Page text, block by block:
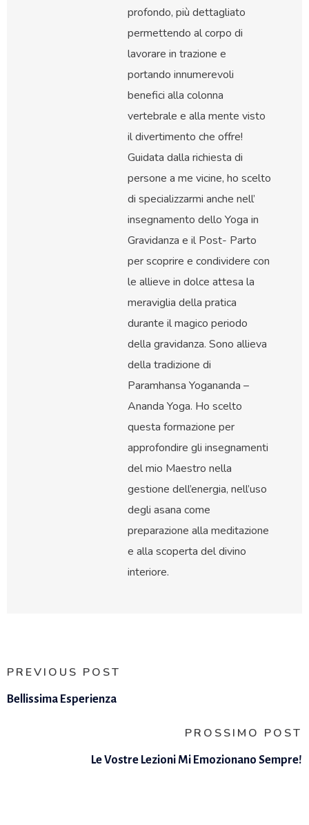
profondo, più dettagliato
permettendo al corpo di
lavorare in trazione e
portando innumerevoli
benefici alla colonna
vertebrale e alla mente visto
il divertimento che offre!
Guidata dalla richiesta di
persone a me vicine, ho scelto
di specializzarmi anche nell’
insegnamento dello Yoga in
Gravidanza e il Post- Parto
per scoprire e condividere con
le allieve in dolce attesa la
meraviglia della pratica
durante il magico periodo
della gravidanza. Sono allieva
della tradizione di
Paramhansa Yogananda –
Ananda Yoga. Ho scelto
questa formazione per
approfondire gli insegnamenti
del mio Maestro nella
gestione dell’energia, nell’uso
degli asana come
preparazione alla meditazione
e alla scoperta del divino
interiore.
PREVIOUS POST
Bellissima Esperienza
PROSSIMO POST
Le Vostre Lezioni Mi Emozionano Sempre!